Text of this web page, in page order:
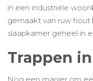
in een industriële
gemaakt van ruw
slaapkamer geheel in
Trappen